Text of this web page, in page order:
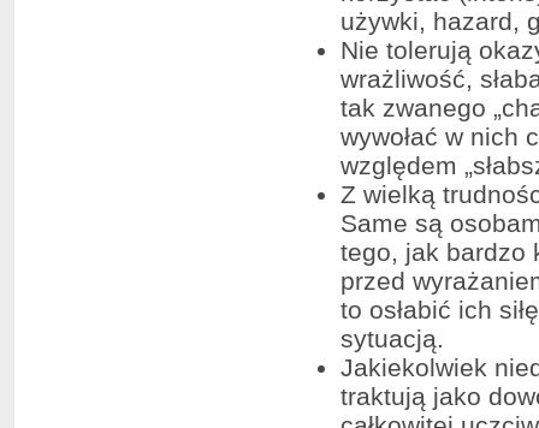
używki, hazard,
Nie tolerują
wrażliwość,
tak zwanego
wywołać w nich
względem
Z wielką
Same są
tego, jak bardzo
przed
to osłabić ich
sytuacją.
Jakiekolwiek
traktują jako